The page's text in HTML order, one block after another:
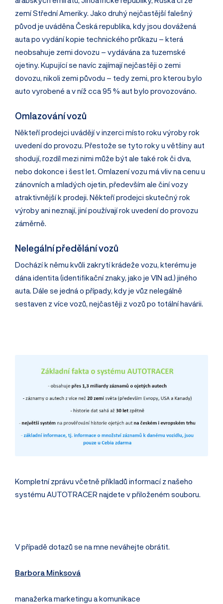
zemí Střední Ameriky. Jako druhý nejčastější falešný
původ je uváděna Česká republika, kdy jsou dovážená
auta po vydání kopie technického průkazu – která
neobsahuje zemi dovozu – vydávána za tuzemské
ojetiny. Kupující se navíc zajímají nejčastěji o zemi
dovozu, nikoli zemi původu – tedy zemi, pro kterou bylo
auto vyrobené a v níž cca 95 % aut bylo provozováno.
Omlazování vozů
Někteří prodejci uvádějí v inzerci místo roku výroby rok
uvedení do provozu. Přestože se tyto roky u většiny aut
shodují, rozdíl mezi nimi může být ale také rok či dva,
nebo dokonce i šest let. Omlazení vozu má vliv na cenu u
zánovních a mladých ojetin, především ale činí vozy
atraktivnější k prodeji. Někteří prodejci skutečný rok
výroby ani neznají, jiní používají rok uvedení do provozu
záměrně.
Nelegální předělání vozů
Dochází k němu kvůli zakrytí krádeže vozu, kterému je
dána identita (identifikační znaky, jako je VIN ad.) jiného
auta. Dále se jedná o případy, kdy je vůz nelegálně
sestaven z více vozů, nejčastěji z vozů po totální havárii.
Kompletní zprávu včetně příkladů informací z našeho
systému AUTOTRACER najdete v přiloženém souboru.
V případě dotazů se na mne neváhejte obrátit.
Barbora Minksová
manažerka marketingu a komunikace